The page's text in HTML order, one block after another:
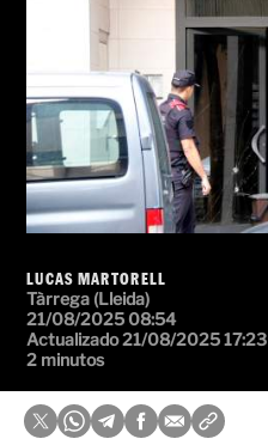
LUCAS MARTORELL
Tàrrega (Lleida)
21/08/2025 08:54
Actualizado 21/08/2025 17:23
2 minutos